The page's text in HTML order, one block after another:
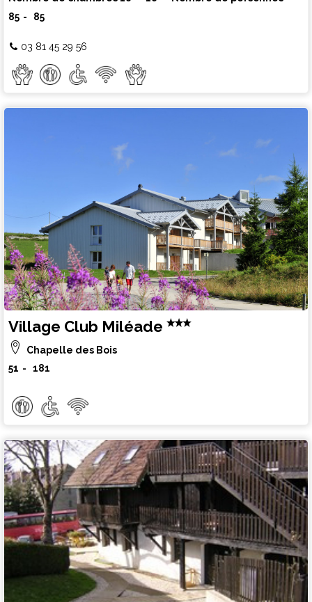
85
85
03 81 45 29 56
Village Club Miléade
Chapelle des Bois
51
181